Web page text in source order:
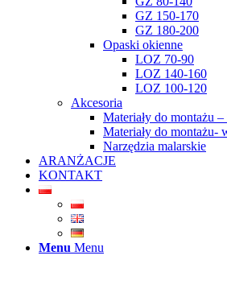
GZ 150-170
GZ 180-200
Opaski okienne
LOZ 70-90
LOZ 140-160
LOZ 100-120
Akcesoria
Materiały do montażu
Materiały do montażu-
Narzędzia malarskie
ARANŻACJE
KONTAKT
Menu Menu